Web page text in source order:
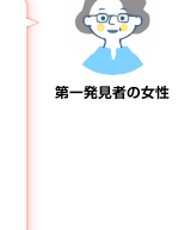
第一発見者の女性